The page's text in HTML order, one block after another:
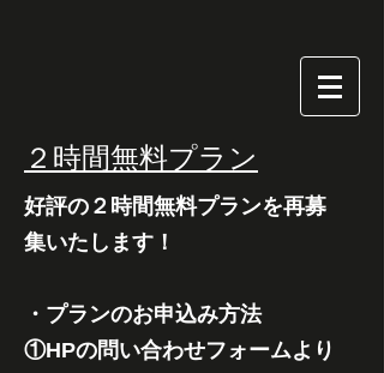
​２時間無料プラン
好評の２時間無料プランを再募
集いたします！
・プランのお申込み方法
①HPの問い合わせフォームより